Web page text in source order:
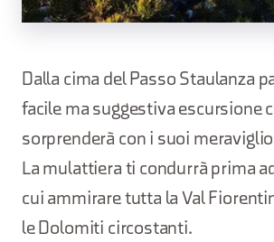
Dalla cima del Passo Staulanza
facile ma suggestiva escursione
sorprenderà con i suoi
La mulattiera ti condurrà prima
cui ammirare tutta la Val
le Dolomiti circostanti.